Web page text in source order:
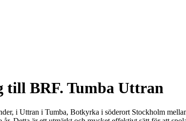
till BRF. Tumba Uttran
i Uttran i Tumba, Botkyrka i söderort Stockholm